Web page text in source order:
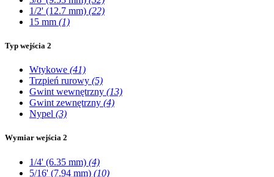
1/2' (12.7 mm) (22)
15 mm (1)
Typ wejścia 2
Wtykowe (41)
Trzpień rurowy (5)
Gwint wewnętrzny (13)
Gwint zewnętrzny (4)
Nypel (3)
Wymiar wejścia 2
1/4' (6.35 mm) (4)
5/16' (7.94 mm) (10)